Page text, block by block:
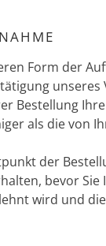
Form der
Bestellung
als die von
der
bevor
wird und